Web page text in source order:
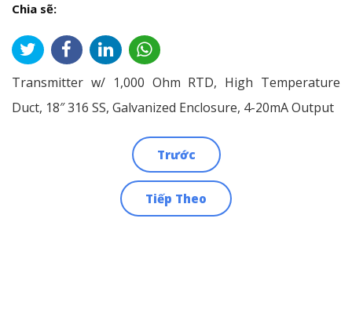
Chia sẽ:
Transmitter w/ 1,000 Ohm RTD, High Temperature
Duct, 18″ 316 SS, Galvanized Enclosure, 4-20mA Output
Trước
Tiếp Theo